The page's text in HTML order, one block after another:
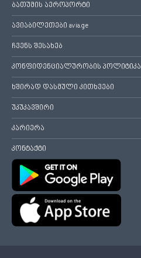
ბათუმის აეროპორტი
ავიაბილეთები avia.ge
ჩვენს შესახებ
კონფიდენციალურობის პოლიტიკა
ხშირად დასმული კითხვები
უკუკავშირი
კარიერა
კონტაქტი